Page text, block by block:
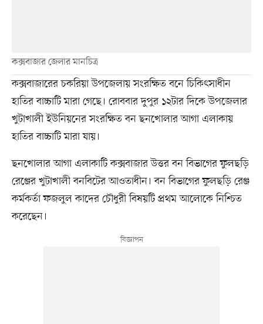
কক্সবাজার জেলার মানচিত্র
কক্সবাজারের চকরিয়া উপজেলায় সংরক্ষিত বনে চিকিৎসাধীন
হাতির বাচ্চাটি মারা গেছে। রোববার দুপুর ১২টার দিকে উপজেলার
খুটাখালী ইউনিয়নের সংরক্ষিত বন ছনখোলার আগা এলাকায়
হাতির বাচ্চাটি মারা যায়।
ছনখোলার আগা এলাকাটি কক্সবাজার উত্তর বন বিভাগের ফুলছড়ি
রেঞ্জের খুটাখালী বনবিটের আওতাধীন। বন বিভাগের ফুলছড়ি রেঞ্জ
কর্মকর্তা ফজলুল কাদের চৌধুরী বিষয়টি প্রথম আলোকে নিশ্চিত
করেছেন।